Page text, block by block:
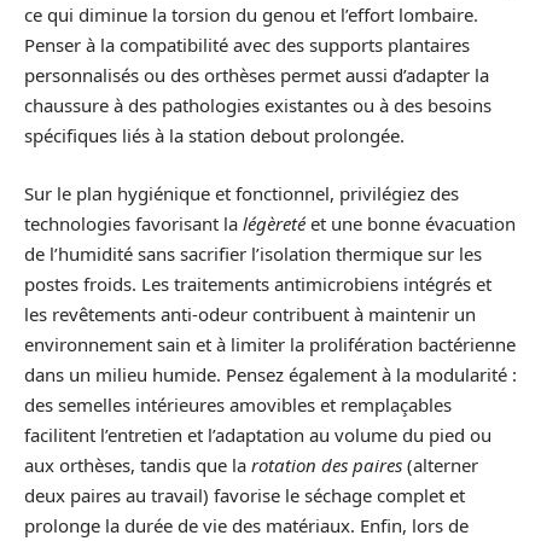
ce qui diminue la torsion du genou et l’effort lombaire.
Penser à la compatibilité avec des supports plantaires
personnalisés ou des orthèses permet aussi d’adapter la
chaussure à des pathologies existantes ou à des besoins
spécifiques liés à la station debout prolongée.
Sur le plan hygiénique et fonctionnel, privilégiez des
technologies favorisant la légèretéet une bonne évacuation
de l’humidité sans sacrifier l’isolation thermique sur les
postes froids. Les traitements antimicrobiens intégrés et
les revêtements anti-odeur contribuent à maintenir un
environnement sain et à limiter la prolifération bactérienne
dans un milieu humide. Pensez également à la modularité :
des semelles intérieures amovibles et remplaçables
facilitent l’entretien et l’adaptation au volume du pied ou
aux orthèses, tandis que la rotation des paires (alterner
deux paires au travail) favorise le séchage complet et
prolonge la durée de vie des matériaux. Enfin, lors de